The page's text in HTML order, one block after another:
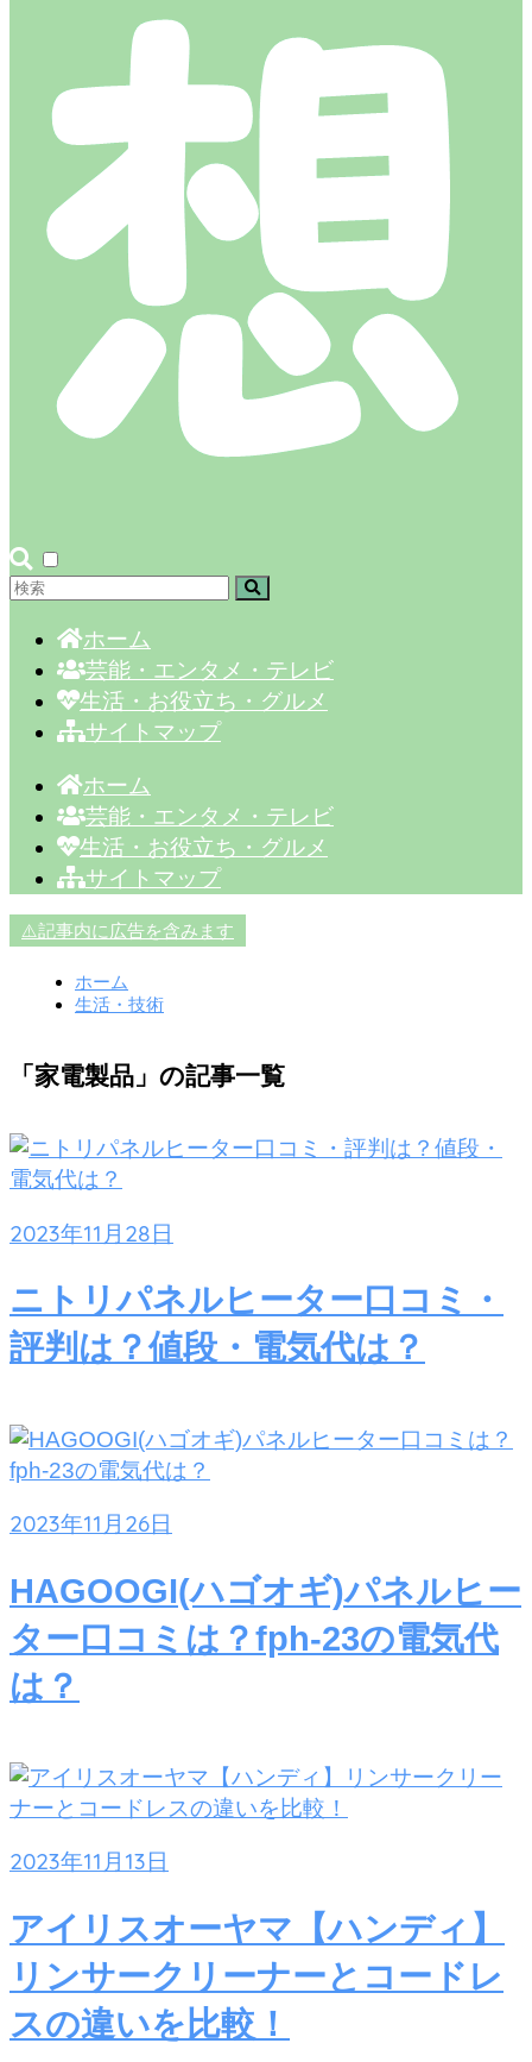
ホーム
芸能・エンタメ・テレビ
生活・お役立ち・グルメ
サイトマップ
ホーム
芸能・エンタメ・テレビ
生活・お役立ち・グルメ
サイトマップ
⚠️記事内に広告を含みます
ホーム
生活・技術
「家電製品」の記事一覧
2023年11月28日
ニトリパネルヒーター口コミ・
評判は？値段・電気代は？
2023年11月26日
HAGOOGI(ハゴオギ)パネルヒー
ター口コミは？fph-23の電気代
は？
2023年11月13日
アイリスオーヤマ【ハンディ】
リンサークリーナーとコードレ
スの違いを比較！